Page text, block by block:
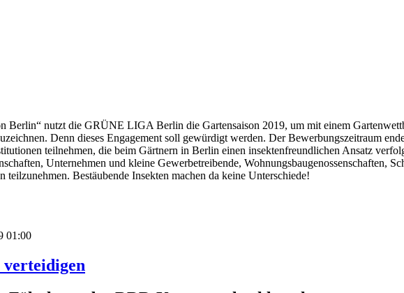
Berlin“ nutzt die GRÜNE LIGA Berlin die Gartensaison 2019, um mit einem
Denn dieses Engagement soll gewürdigt werden. Der Bewerbungszeitraum
teilnehmen, die beim Gärtnern in Berlin einen insektenfreundlichen Ansatz
Unternehmen und kleine Gewerbetreibende, Wohnungsbaugenossenschaften,
Bestäubende Insekten machen da keine Unterschiede!
01:00